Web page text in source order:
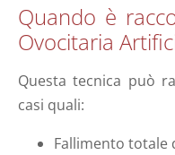
Quando è
Ovocitaria
Questa tecnica può
casi quali:
Fallimento totale